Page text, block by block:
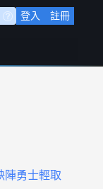
登入 註冊
陣勇士輕取